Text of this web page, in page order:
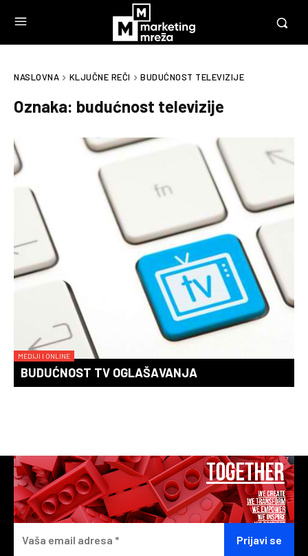
NASLOVNA KLJUČNE REČI BUDUĆNOST TELEVIZIJE
Oznaka: budućnost televizije
MEDIJI I ONLINE
BUDUĆNOST TV OGLAŠAVANJA